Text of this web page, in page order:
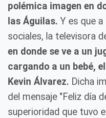
polémica imagen en
las Águilas. Y es que
sociales, la televisora
en donde se ve a un
cargando a un bebé,
Kevin Álvarez. Dicha
del mensaje "Feliz día
superioridad que tuvo